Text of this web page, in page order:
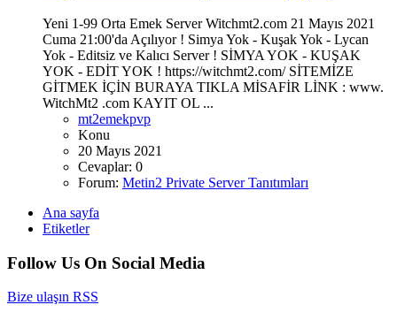
Yeni 1-99 Orta Emek Server Witchmt2.com 21 Mayıs 2021
Cuma 21:00'da Açılıyor ! Simya Yok - Kuşak Yok - Lycan
Yok - Editsiz ve Kalıcı Server ! SİMYA YOK - KUŞAK
YOK - EDİT YOK ! https://witchmt2.com/ SİTEMİZE
GİTMEK İÇİN BURAYA TIKLA MİSAFİR LİNK : www.
WitchMt2 .com KAYIT OL ...
mt2emekpvp
Konu
20 Mayıs 2021
Cevaplar: 0
Forum: Metin2 Private Server Tanıtımları
Ana sayfa
Etiketler
Follow Us On Social Media
Bize ulaşın RSS